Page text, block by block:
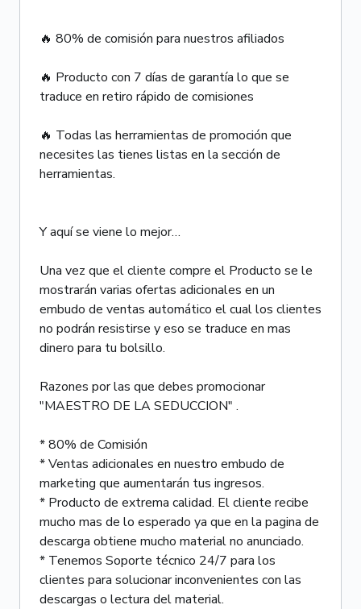
🔥 80% de comisión para nuestros afiliados
🔥 Producto con 7 días de garantía lo que se
traduce en retiro rápido de comisiones
🔥 Todas las herramientas de promoción que
necesites las tienes listas en la sección de
herramientas.
Y aquí se viene lo mejor…
Una vez que el cliente compre el Producto se le
mostrarán varias ofertas adicionales en un
embudo de ventas automático el cual los clientes
no podrán resistirse y eso se traduce en mas
dinero para tu bolsillo.
Razones por las que debes promocionar
"MAESTRO DE LA SEDUCCION" .
* 80% de Comisión
* Ventas adicionales en nuestro embudo de
marketing que aumentarán tus ingresos.
* Producto de extrema calidad. El cliente recibe
mucho mas de lo esperado ya que en la pagina de
descarga obtiene mucho material no anunciado.
* Tenemos Soporte técnico 24/7 para los
clientes para solucionar inconvenientes con las
descargas o lectura del material.